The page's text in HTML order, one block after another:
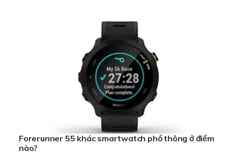
Forerunner 55 khác smartwatch phổ thông ở điểm
nào?